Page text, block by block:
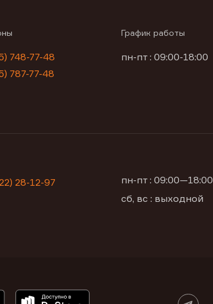
748-77-48
787-77-48
График работы
пн-пт : 09:00-18:00
28-12-97
пн-пт : 09:00—18:00
сб, вс : выходной